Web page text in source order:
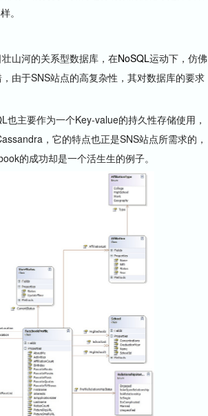
。
山河的关系型数据库，在NoSQL运动下，仿佛
由于SNS站点的高复杂性，其对数据库的要求
主要作为一个Key-value的持久性存储使用，
，它的特点也正是SNS站点所需求的，
的成功却是一个活生生的例子。